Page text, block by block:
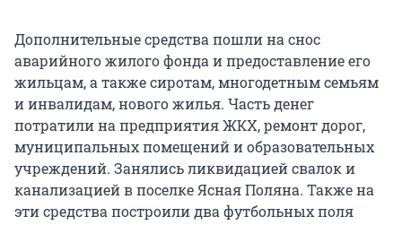
Дополнительные средства пошли на снос
аварийного жилого фонда и предоставление его
жильцам, а также сиротам, многодетным семьям
и инвалидам, нового жилья. Часть денег
потратили на предприятия ЖКХ, ремонт дорог,
муниципальных помещений и образовательных
учреждений. Занялись ликвидацией свалок и
канализацией в поселке Ясная Поляна. Также на
эти средства построили два футбольных поля